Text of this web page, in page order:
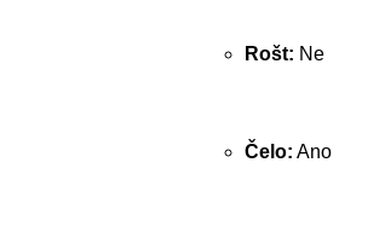
Rošt: Ne
Čelo: Ano